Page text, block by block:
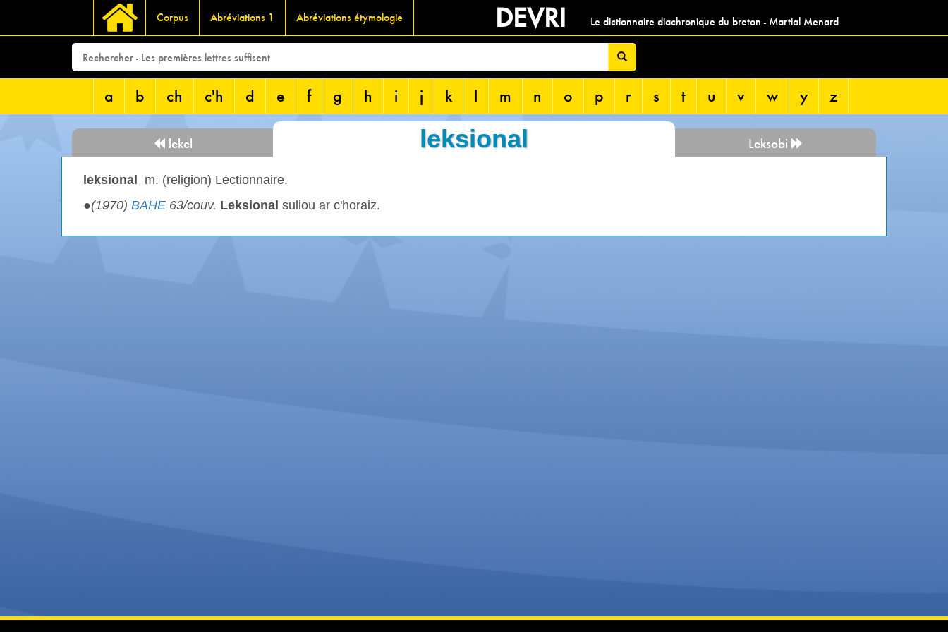
Corpus Abréviations 1 Abréviations étymologie DEVRI Le dictionnaire diachronique du breton - Martial Menard
a b ch c'h d e f g h i j k l m n o p r s t u v w y z
lekel leksional Leksobi
leksional
m. (religion) Lectionnaire.
●(1970) BAHE 63/couv. Leksional suliou ar c'horaiz.